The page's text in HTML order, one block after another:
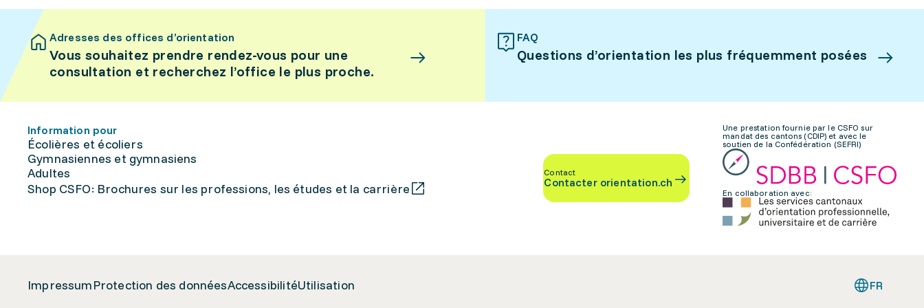
Adresses des offices d’orientation
Vous souhaitez prendre rendez-vous pour une
consultation et recherchez l’office le plus proche.
FAQ
Questions d’orientation les plus fréquemment posées
Information pour
Écolières et écoliers
Gymnasiennes et gymnasiens
Adultes
Shop CSFO: Brochures sur les professions, les études et la carrière
Contact
Contacter orientation.ch
Une prestation fournie par le CSFO sur
mandat des cantons (CDIP) et avec le
soutien de la Confédération (SEFRI)
En collaboration avec:
ImpressumProtection des donnéesAccessibilitéUtilisation FR